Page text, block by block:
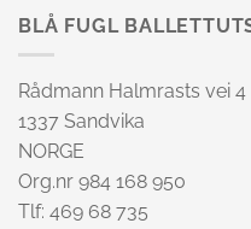
BLÅ FUGL
Rådmann Halmrasts vei 4
1337 Sandvika
NORGE
Org.nr 984 168 950
Tlf: 469 68 735